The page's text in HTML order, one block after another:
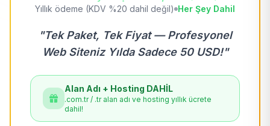
Yıllık ödeme (KDV %20 dahil değil) Her Şey Dahil
"Tek Paket, Tek Fiyat — Profesyonel
Web Siteniz Yılda Sadece 50 USD!"
Alan Adı + Hosting DAHİL
.com.tr / .tr alan adı ve hosting yıllık ücrete
dahil!